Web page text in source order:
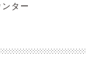
ター